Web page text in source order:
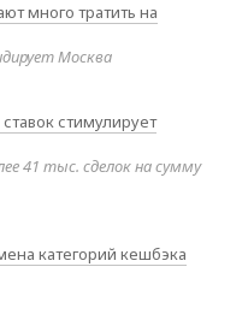
много тратить на
Москва
стимулирует
41 тыс. сделок на сумму
категорий кешбэка